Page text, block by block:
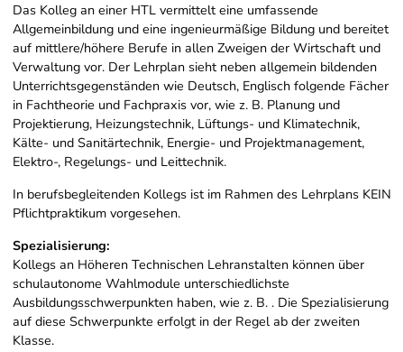
Das Kolleg an einer HTL vermittelt eine umfassende
Allgemeinbildung und eine ingenieurmäßige Bildung und bereitet
auf mittlere/höhere Berufe in allen Zweigen der Wirtschaft und
Verwaltung vor. Der Lehrplan sieht neben allgemein bildenden
Unterrichtsgegenständen wie Deutsch, Englisch folgende Fächer
in Fachtheorie und Fachpraxis vor, wie z. B. Planung und
Projektierung, Heizungstechnik, Lüftungs- und Klimatechnik,
Kälte- und Sanitärtechnik, Energie- und Projektmanagement,
Elektro-, Regelungs- und Leittechnik.
In berufsbegleitenden Kollegs ist im Rahmen des Lehrplans KEIN
Pflichtpraktikum vorgesehen.
Spezialisierung:
Kollegs an Höheren Technischen Lehranstalten können über
schulautonome Wahlmodule unterschiedlichste
Ausbildungsschwerpunkten haben, wie z. B. . Die Spezialisierung
auf diese Schwerpunkte erfolgt in der Regel ab der zweiten
Klasse.